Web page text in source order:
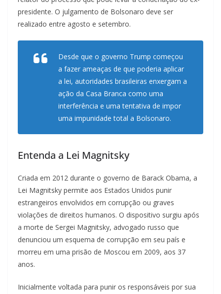
presidente. O julgamento de Bolsonaro deve ser
realizado entre agosto e setembro.
Desde que o governo Trump começou
a fazer ameaças de que poderia aplicar
a lei, autoridades brasileiras enxergam a
ação da Casa Branca como uma
interferência e uma tentativa de impor
uma impunidade total a Bolsonaro.
Entenda a Lei Magnitsky
Criada em 2012 durante o governo de Barack Obama, a
Lei Magnitsky permite aos Estados Unidos punir
estrangeiros envolvidos em corrupção ou graves
violações de direitos humanos. O dispositivo surgiu após
a morte de Sergei Magnitsky, advogado russo que
denunciou um esquema de corrupção em seu país e
morreu em uma prisão de Moscou em 2009, aos 37
anos.
Inicialmente voltada para punir os responsáveis por sua